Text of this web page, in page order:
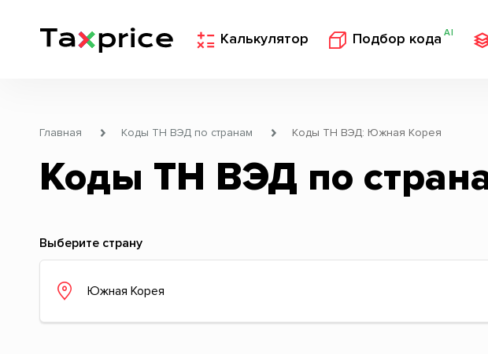
Калькулятор Подбор кода AI
Главная Коды ТН ВЭД по странам Коды ТН ВЭД: Южная Корея
Коды ТН ВЭД по
Выберите страну